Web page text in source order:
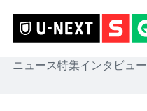
ニュース特集インタビュー